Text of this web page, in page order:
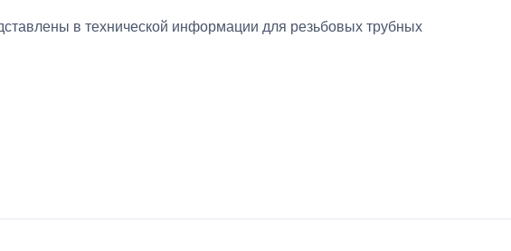
в технической информации для резьбовых трубных